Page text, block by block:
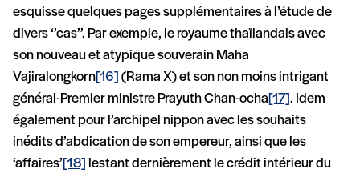
esquisse quelques pages supplémentaires à l’étude de
divers ‘’cas’’. Par exemple, le royaume thaïlandais avec
son nouveau et atypique souverain Maha
Vajiralongkorn[16] (Rama X) et son non moins intrigant
général-Premier ministre Prayuth Chan-ocha[17]. Idem
également pour l’archipel nippon avec les souhaits
inédits d’abdication de son empereur, ainsi que les
‘affaires’[18] lestant dernièrement le crédit intérieur du